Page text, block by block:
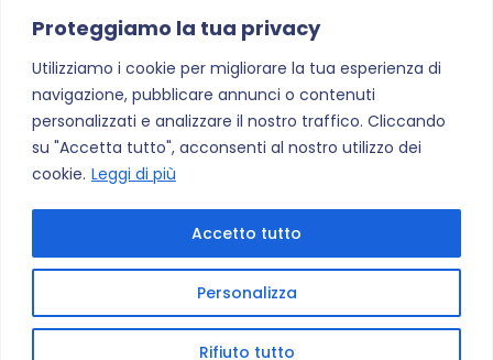
Proteggiamo la tua privacy
Utilizziamo i cookie per migliorare la tua esperienza di
navigazione, pubblicare annunci o contenuti
personalizzati e analizzare il nostro traffico. Cliccando
su "Accetta tutto", acconsenti al nostro utilizzo dei
cookie. Leggi di più
Personalizza
Rifiuto tutto
Accetto tutto
Powered byBravada&WordPress.